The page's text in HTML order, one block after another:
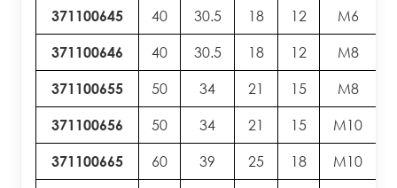
371100645 40 30.5 18 12 M6
371100646 40 30.5 18 12 M8
371100655 50 34 21 15 M8
371100656 50 34 21 15 M10
371100665 60 39 25 18 M10